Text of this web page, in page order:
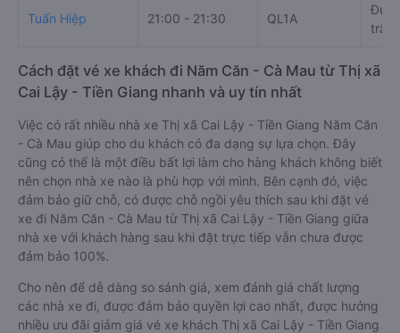
Tuấn Hiệp 21:00 - 21:30 QL1A
trấn
Cách đặt vé xe khách đi Năm Căn - Cà Mau từ Thị xã
Cai Lậy - Tiền Giang nhanh và uy tín nhất
Việc có rất nhiều nhà xe Thị xã Cai Lậy - Tiền Giang Năm Căn
- Cà Mau giúp cho du khách có đa dạng sự lựa chọn. Đây
cũng có thể là một điều bất lợi làm cho hàng khách không biết
nên chọn nhà xe nào là phù hợp với mình. Bên cạnh đó, việc
đảm bảo giữ chỗ, có được chỗ ngồi yêu thích sau khi đặt vé
xe đi Năm Căn - Cà Mau từ Thị xã Cai Lậy - Tiền Giang giữa
nhà xe với khách hàng sau khi đặt trực tiếp vẫn chưa được
đảm bảo 100%.
Cho nên để dễ dàng so sánh giá, xem đánh giá chất lượng
các nhà xe đi, được đảm bảo quyền lợi cao nhất, được hưởng
nhiều ưu đãi giảm giá vé xe khách Thị xã Cai Lậy - Tiền Giang